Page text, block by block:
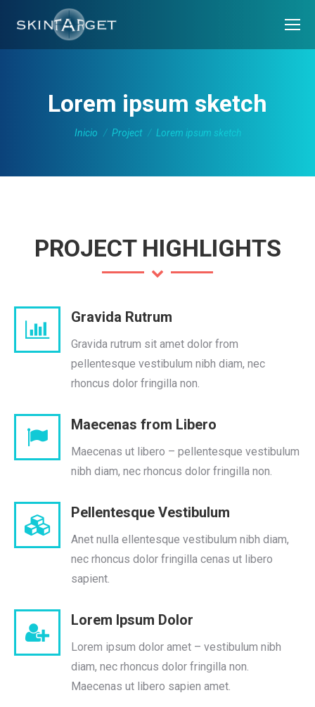
Lorem ipsum sketch
Estás aquí:
Inicio Project Lorem ipsum sketch
PROJECT HIGHLIGHTS
Gravida Rutrum
Gravida rutrum sit amet dolor from
pellentesque vestibulum nibh diam, nec
rhoncus dolor fringilla non.
Maecenas from Libero
Maecenas ut libero – pellentesque vestibulum
nibh diam, nec rhoncus dolor fringilla non.
Pellentesque Vestibulum
Anet nulla ellentesque vestibulum nibh diam,
nec rhoncus dolor fringilla cenas ut libero
sapient.
Lorem Ipsum Dolor
Lorem ipsum dolor amet – vestibulum nibh
diam, nec rhoncus dolor fringilla non.
Maecenas ut libero sapien amet.